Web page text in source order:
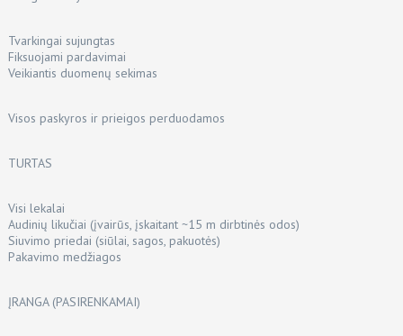
Tvarkingai sujungtas
Fiksuojami pardavimai
Veikiantis duomenų sekimas
Visos paskyros ir prieigos perduodamos
TURTAS
Visi lekalai
Audinių likučiai (įvairūs, įskaitant ~15 m dirbtinės odos)
Siuvimo priedai (siūlai, sagos, pakuotės)
Pakavimo medžiagos
ĮRANGA (PASIRENKAMAI)